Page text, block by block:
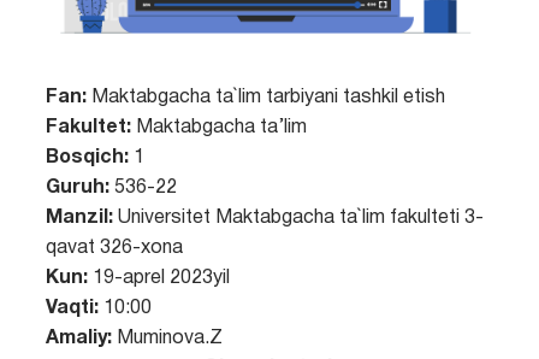
Fan:Maktabgacha ta`lim tarbiyani tashkil etish
Fakultet:Maktabgacha ta’lim
Bosqich:1
Guruh:536-22
Manzil:Universitet Maktabgacha ta`lim fakulteti 3-
qavat 326-xona
Kun: 19-aprel 2023yil
Vaqti:10:00
Amaliy:Muminova.Z